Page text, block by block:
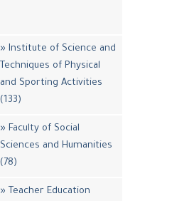
» Institute of Science and
Techniques of Physical
and Sporting Activities
(133)
» Faculty of Social
Sciences and Humanities
(78)
» Teacher Education